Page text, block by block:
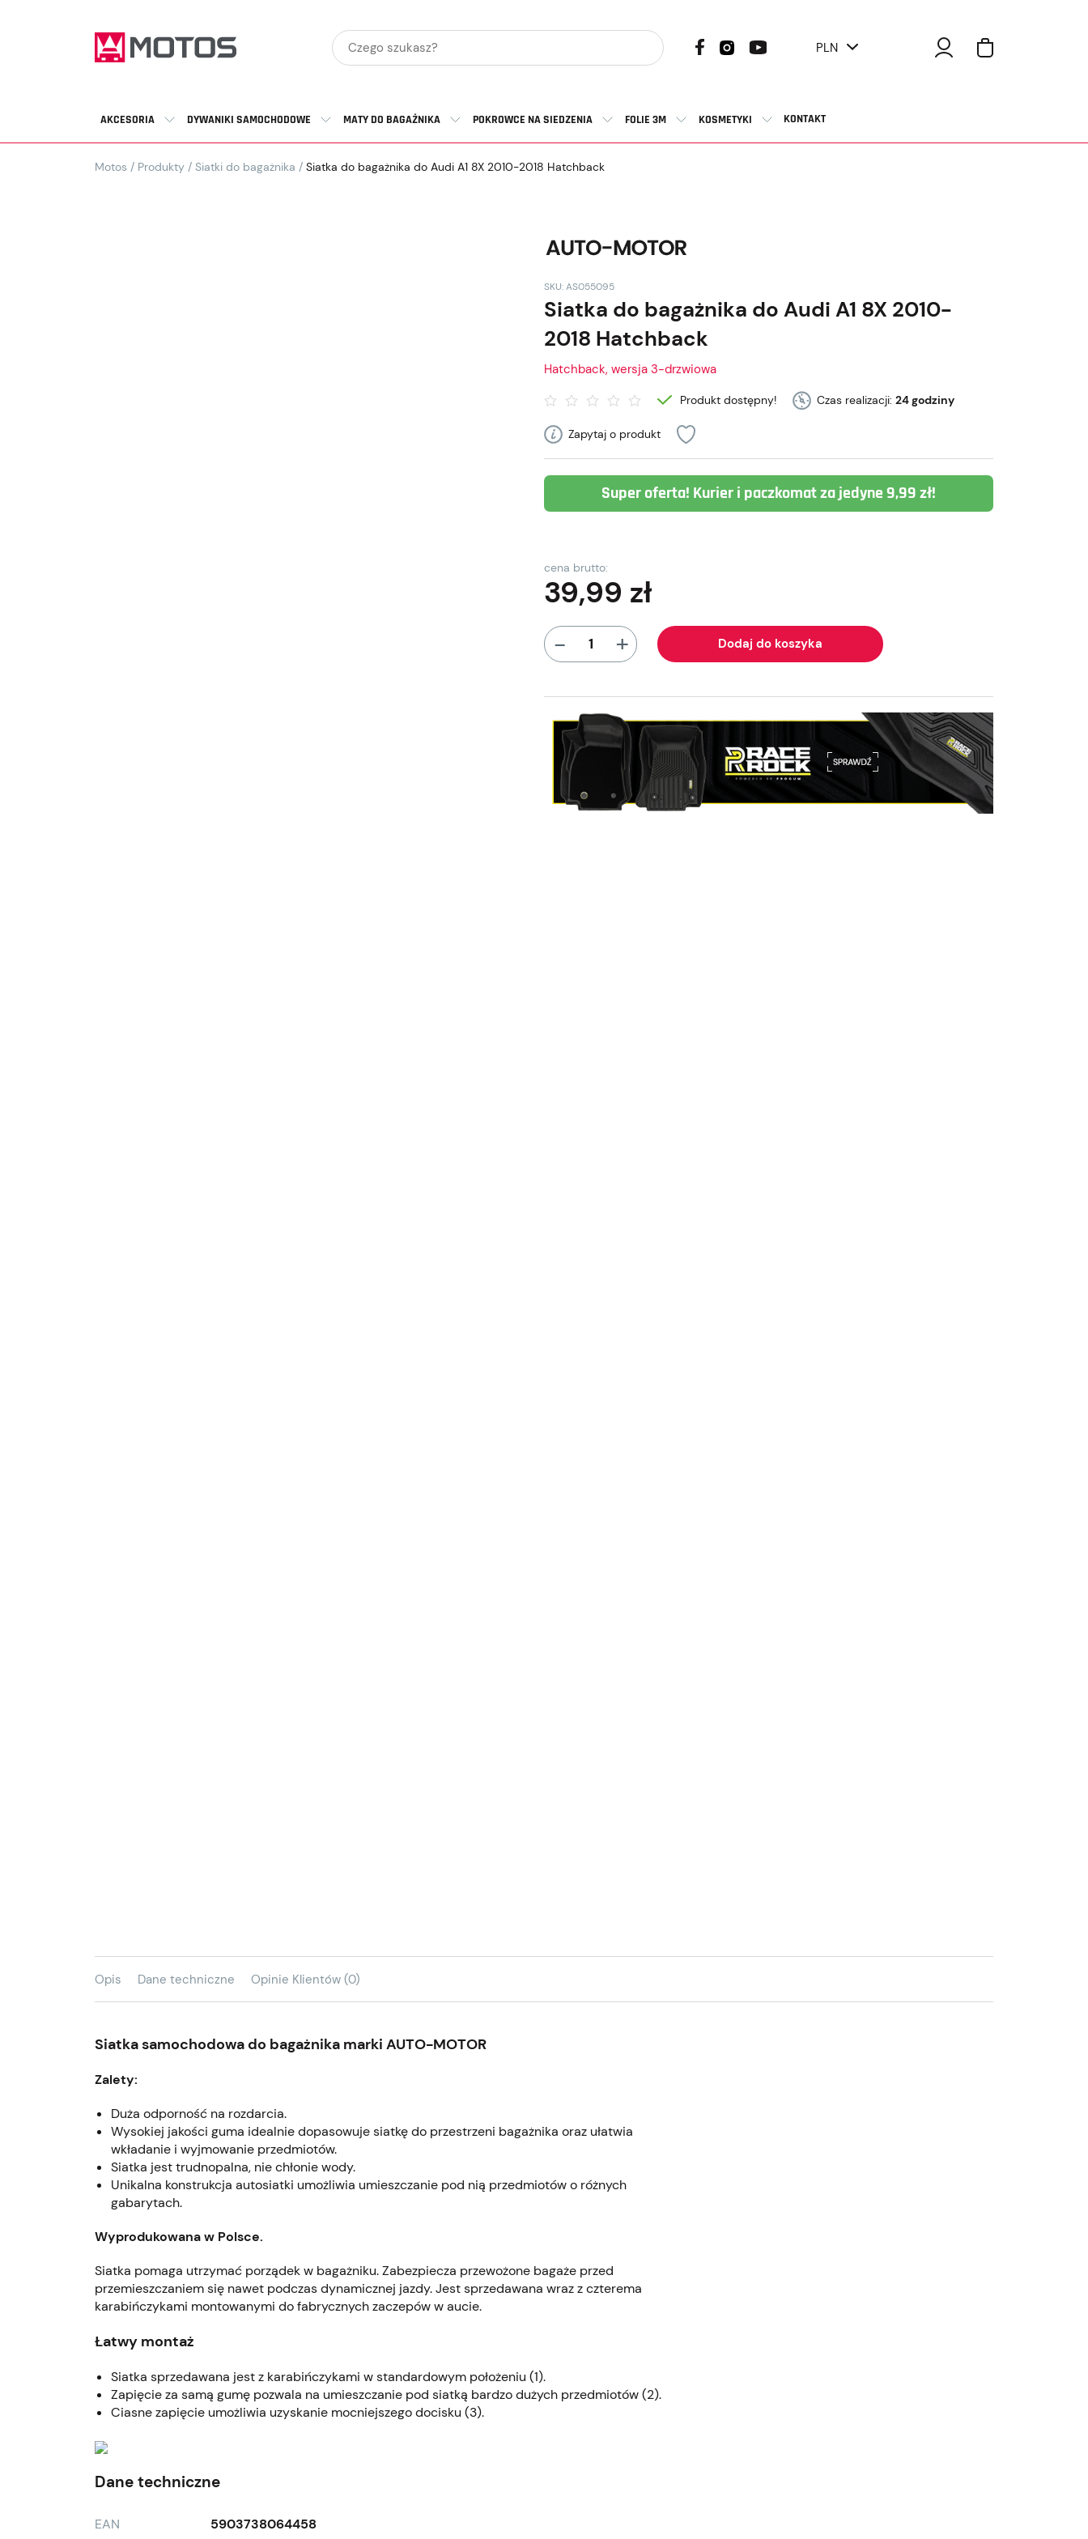
PLN
AKCESORIA DYWANIKI SAMOCHODOWE MATY DO BAGAŻNIKA POKROWCE NA SIEDZENIA FOLIE 3M KOSMETYKI KONTAKT
Motos / Produkty / Siatki do bagażnika / Siatka do bagażnika do Audi A1 8X 2010-2018 Hatchback
SKU: AS055095
Siatka do bagażnika do Audi A1 8X 2010-
2018 Hatchback
Hatchback, wersja 3-drzwiowa
Produkt dostępny! Czas realizacji: 24 godziny
Zapytaj o produkt
Super oferta! Kurier i paczkomat za jedyne 9,99 zł!
cena brutto:
39,99 zł
- + Dodaj do koszyka
Opis Dane techniczne Opinie Klientów (0)
Siatka samochodowa do bagażnika marki AUTO-MOTOR
Zalety:
Duża odporność na rozdarcia.
Wysokiej jakości guma idealnie dopasowuje siatkę do przestrzeni bagażnika oraz ułatwia
wkładanie i wyjmowanie przedmiotów.
Siatka jest trudnopalna, nie chłonie wody.
Unikalna konstrukcja autosiatki umożliwia umieszczanie pod nią przedmiotów o różnych
gabarytach.
Wyprodukowana w Polsce.
Siatka pomaga utrzymać porządek w bagażniku. Zabezpiecza przewożone bagaże przed
przemieszczaniem się nawet podczas dynamicznej jazdy. Jest sprzedawana wraz z czterema
karabińczykami montowanymi do fabrycznych zaczepów w aucie.
Łatwy montaż
Siatka sprzedawana jest z karabińczykami w standardowym położeniu (1).
Zapięcie za samą gumę pozwala na umieszczanie pod siatką bardzo dużych przedmiotów (2).
Ciasne zapięcie umożliwia uzyskanie mocniejszego docisku (3).
Dane techniczne
EAN 5903738064458